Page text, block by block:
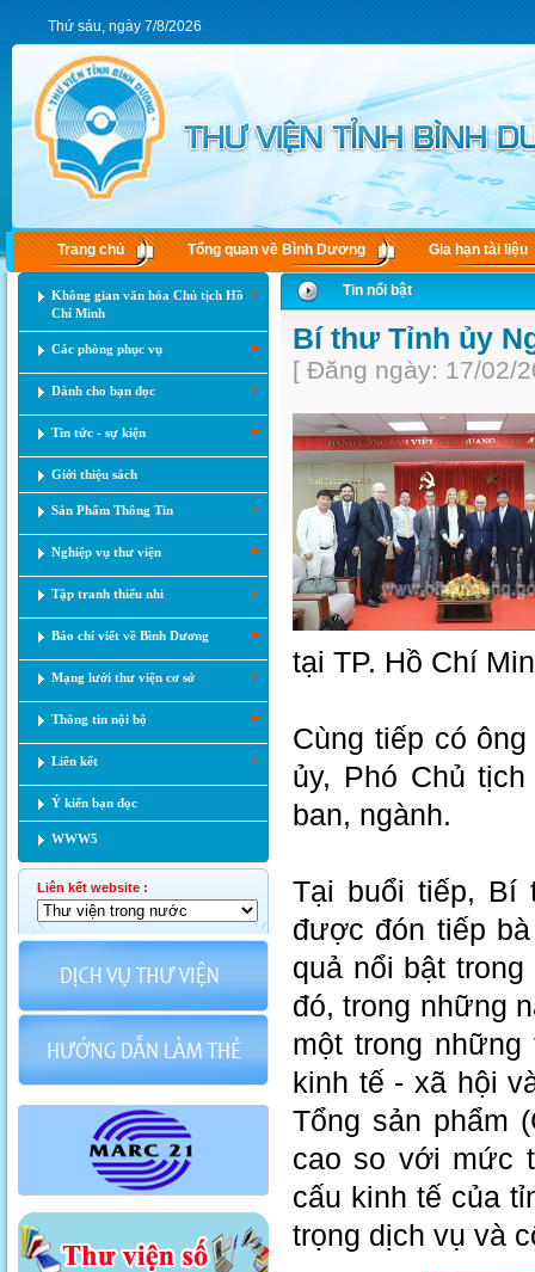
Thứ sáu, ngày 7/8/2026
Trang chủ Tổng quan về Bình Dương Gia hạn tài liệu
Không gian văn hóa Chủ tịch Hồ
Chí Minh
Các phòng phục vụ
Dành cho bạn đọc
Tin tức - sự kiện
Giới thiệu sách
Sản Phẩm Thông Tin
Nghiệp vụ thư viện
Tập tranh thiếu nhi
Báo chí viết về Bình Dương
Mạng lưới thư viện cơ sở
Thông tin nội bộ
Liên kết
Ý kiến bạn đọc
WWW5
Liên kết website :
Tin nổi bật
Bí thư Tỉnh ủy
[ Đăng ngày: 17/02/
tại TP. Hồ Chí
Cùng tiếp có
ủy, Phó Chủ
ban, ngành.
Tại buổi tiếp, Bí
được đón tiếp
quả nổi bật
đó, trong những
một trong
kinh tế - xã hội
Tổng sản phẩm
cao so với mức
cấu kinh tế của
trọng dịch vụ và